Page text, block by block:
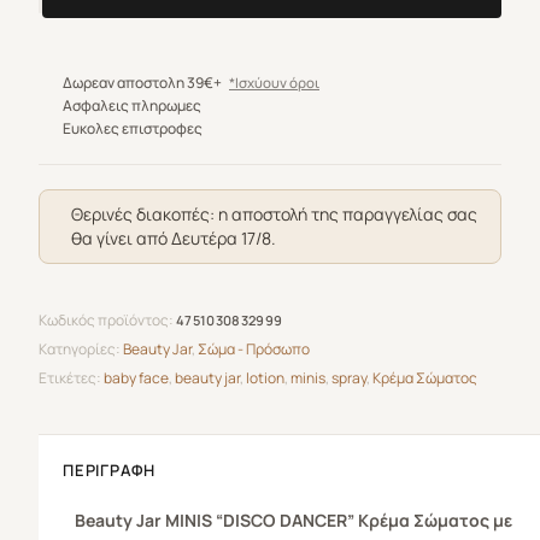
Jar
"Disco
Dancer"
Κρέμα
με
Shimmer
80ml
ποσότητα
Δωρεαν αποστολη 39€+ *Ισχύουν όροι
Ασφαλεις πληρωμες
Ευκολες επιστροφες
Θερινές διακοπές: η αποστολή της παραγγελίας σας
θα γίνει από Δευτέρα 17/8.
Κωδικός προϊόντος: 4751030832999
Κατηγορίες:Beauty Jar,Σώμα - Πρόσωπο
Ετικέτες:baby face,beauty jar, lotion,minis,spray,Κρέμα Σώματος
ΠΕΡΙΓΡΑΦΉ
Beauty Jar MINIS “DISCO DANCER” Κρέμα Σώματος με